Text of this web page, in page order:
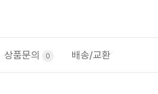
상품문의 0 배송/교환